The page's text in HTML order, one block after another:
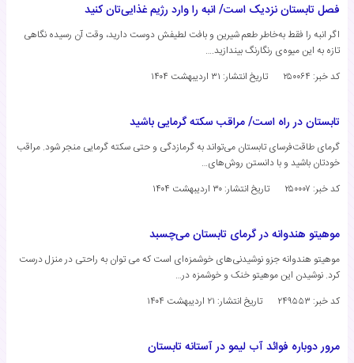
فصل تابستان نزدیک است/ انبه را وارد رژیم غذایی‌تان کنید
اگر انبه را فقط به‌خاطر طعم شیرین و بافت لطیفش دوست دارید، وقت آن رسیده نگاهی
تازه به این میوه‌ی رنگارنگ بیندازید.…
کد خبر: ۲۵۰۰۶۴
تاریخ انتشار: ۳۱ اردیبهشت ۱۴۰۴
تابستان در راه است/ مراقب سکته گرمایی باشید
گرمای طاقت‌فرسای تابستان می‌تواند به گرمازدگی و حتی سکته گرمایی منجر شود. مراقب
خودتان باشید و با دانستن روش‌های…
کد خبر: ۲۵۰۰۰۷
تاریخ انتشار: ۳۰ اردیبهشت ۱۴۰۴
موهیتو هندوانه در گرمای تابستان می‌چسبد
موهیتو هندوانه جزو نوشیدنی‌های خوشمزه‌ای است که می توان به راحتی در منزل درست
کرد. نوشیدن این موهیتو خنک و خوشمزه در…
کد خبر: ۲۴۹۵۵۳
تاریخ انتشار: ۲۱ اردیبهشت ۱۴۰۴
مرور دوباره فوائد آب لیمو در آستانه تابستان